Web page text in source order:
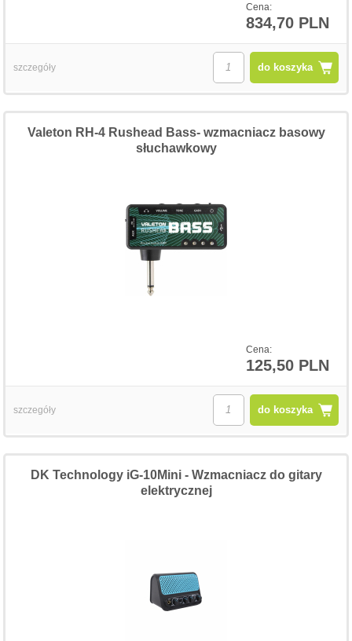
Cena:
834,70 PLN
do koszyka
szczegóły
Cena:
125,50 PLN
Valeton RH-4 Rushead Bass- wzmacniacz basowy
słuchawkowy
do koszyka
szczegóły
DK Technology iG-10Mini - Wzmacniacz do gitary
elektrycznej